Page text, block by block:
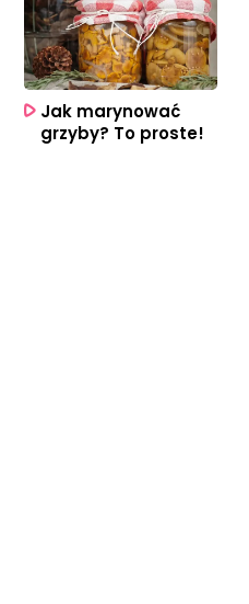
Jak marynować
grzyby? To proste!